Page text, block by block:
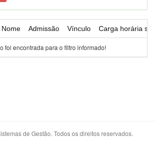
Nome Admissão Vínculo Carga horária
foi encontrada para o filtro informado!
de Gestão. Todos os direitos reservados.